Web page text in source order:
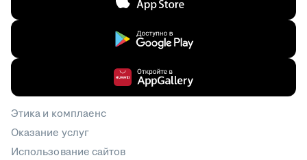
Этика и комплаенс
Оказание услуг
Использование сайтов